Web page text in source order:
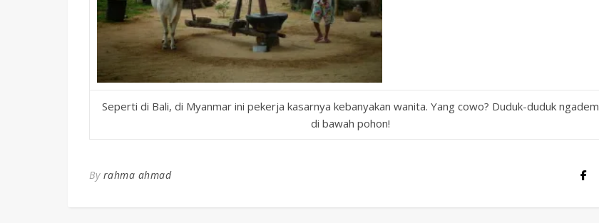
Seperti di Bali, di Myanmar ini pekerja kasarnya kebanyakan wanita. Yang cowo? Duduk-duduk ngadem
di bawah pohon!
By rahma ahmad